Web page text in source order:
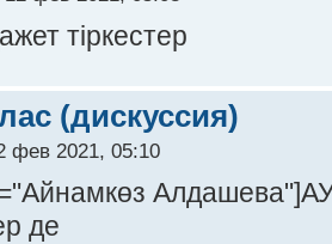
тіркестер
(дискуссия)
фев 2021, 05:10
де